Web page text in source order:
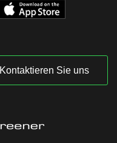
Kontaktieren Sie uns